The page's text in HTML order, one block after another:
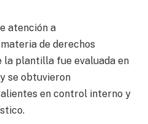
atención a
de derechos
la plantilla fue evaluada en
se obtuvieron
en control interno y